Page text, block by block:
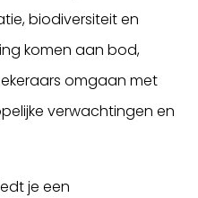
biodiversiteit en
komen aan bod,
omgaan met
verwachtingen en
je een